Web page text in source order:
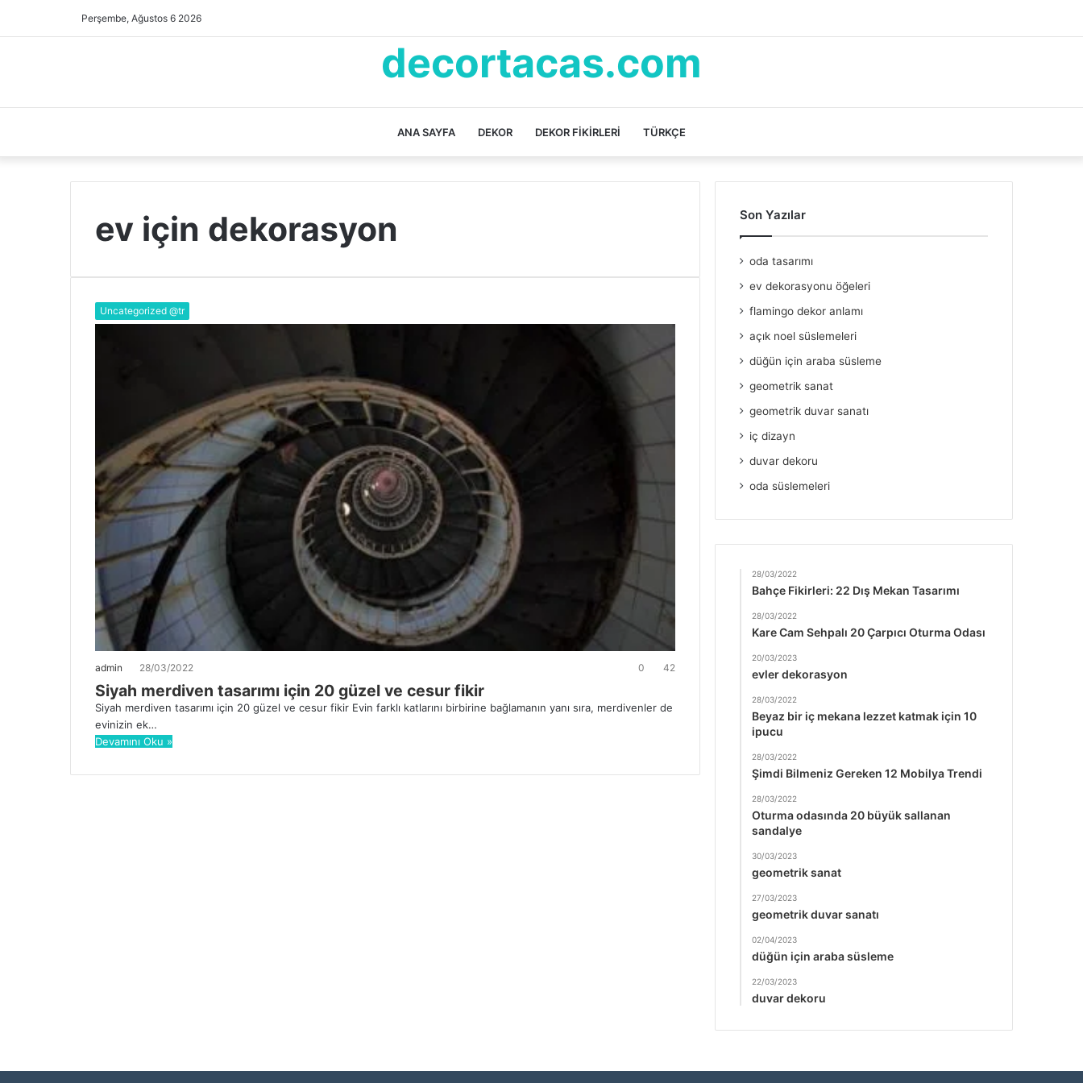
Perşembe, Ağustos 6 2026
decortacas.com
ANA SAYFA DEKOR DEKOR FIKIRLERI TÜRKÇE
ev için dekorasyon
Uncategorized @tr
admin 28/03/2022 0 42
Siyah merdiven tasarımı için 20 güzel ve cesur fikir
Siyah merdiven tasarımı için 20 güzel ve cesur fikir Evin farklı katlarını birbirine bağlamanın yanı sıra, merdivenler de
evinizin ek…
Devamını Oku »
Son Yazılar
oda tasarımı
ev dekorasyonu öğeleri
flamingo dekor anlamı
açık noel süslemeleri
düğün için araba süsleme
geometrik sanat
geometrik duvar sanatı
iç dizayn
duvar dekoru
oda süslemeleri
28/03/2022
Bahçe Fikirleri: 22 Dış Mekan Tasarımı
28/03/2022
Kare Cam Sehpalı 20 Çarpıcı Oturma Odası
20/03/2023
evler dekorasyon
28/03/2022
Beyaz bir iç mekana lezzet katmak için 10
ipucu
28/03/2022
Şimdi Bilmeniz Gereken 12 Mobilya Trendi
28/03/2022
Oturma odasında 20 büyük sallanan
sandalye
30/03/2023
geometrik sanat
27/03/2023
geometrik duvar sanatı
02/04/2023
düğün için araba süsleme
22/03/2023
duvar dekoru